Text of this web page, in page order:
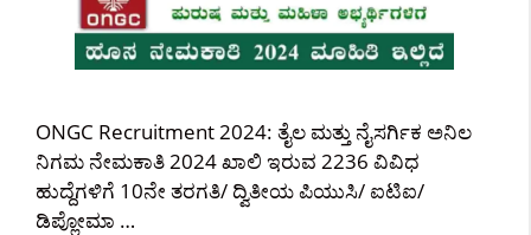
ONGC Recruitment 2024: ತೈಲ ಮತ್ತು ನೈಸರ್ಗಿಕ ಅನಿಲ
ನಿಗಮ ನೇಮಕಾತಿ 2024 ಖಾಲಿ ಇರುವ 2236 ವಿವಿಧ
ಹುದ್ದೆಗಳಿಗೆ 10ನೇ ತರಗತಿ/ ದ್ವಿತೀಯ ಪಿಯುಸಿ/ ಐಟಿಐ/
ಡಿಪ್ಲೋಮಾ …